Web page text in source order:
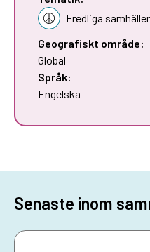
Fredliga
Geografiskt område:
Global
Språk:
Engelska
Senaste inom